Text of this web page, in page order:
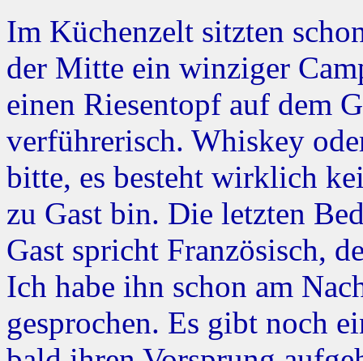
Im Küchenzelt sitzten
der Mitte ein winziger
einen Riesentopf auf dem
verführerisch. Whiskey
bitte, es besteht wirklich
zu Gast bin. Die letzten
Gast spricht Französisch,
Ich habe ihn schon am
gesprochen. Es gibt noch